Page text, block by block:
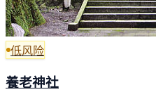
低风险
養老神社